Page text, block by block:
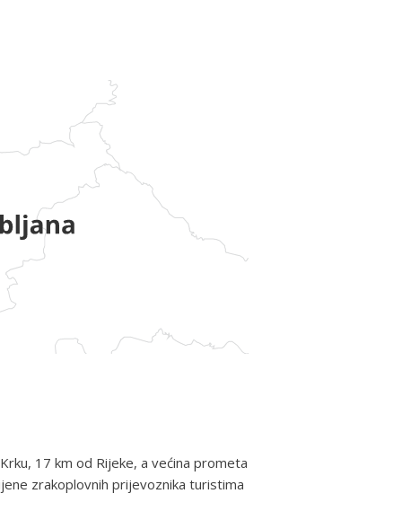
17 km od Rijeke, a većina prometa
zrakoplovnih prijevoznika turistima